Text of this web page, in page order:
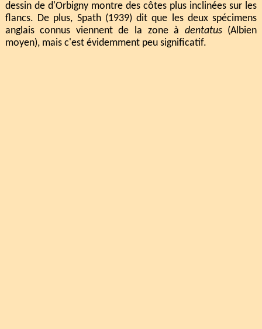
dessin de d'Orbigny montre des côtes plus inclinées sur les
flancs. De plus, Spath (1939) dit que les deux spécimens
anglais connus viennent de la zone à dentatus(Albien
moyen), mais c'est évidemment peu significatif.